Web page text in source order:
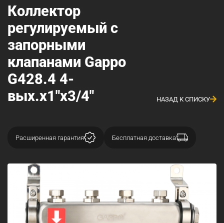
Коллектор
регулируемый с
запорными
клапанами Gappo
G428.4 4-
вых.x1"x3/4"
НАЗАД К СПИСКУ
Расширенная гарантия Бесплатная доставка